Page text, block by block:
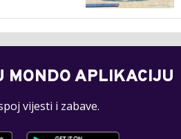
MONDO APLIKACIJU
vijesti i zabave.